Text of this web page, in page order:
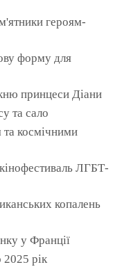
героям-
форму для
принцеси Діани
та сало
та космічними
ЛГБТ-
копалень
у Франції
2025 рік